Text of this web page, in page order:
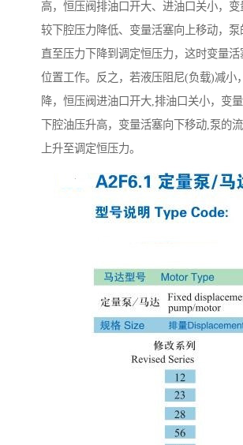
高，恒压阀排油口开大、进油口关小，
较下腔压力降低、变量活塞向上移动，泵
直至压力下降到调定恒压力，这时变量
位置工作。反之，若液压阻尼(负载)减小
降，恒压阀进油口开大,排油口关小，变
下腔油压升高，变量活塞向下移动,泵的
上升至调定恒压力。